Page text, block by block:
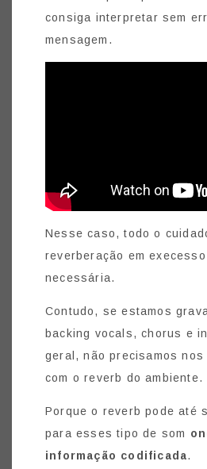
consiga interpretar sem
mensagem.
Nesse caso, todo o
reverberação em
necessária.
Contudo, se estamos
backing vocals, chorus e
geral, não precisamos nos
com o reverb do ambiente.
Porque o reverb pode até
para esses tipo de som
informação codificada.